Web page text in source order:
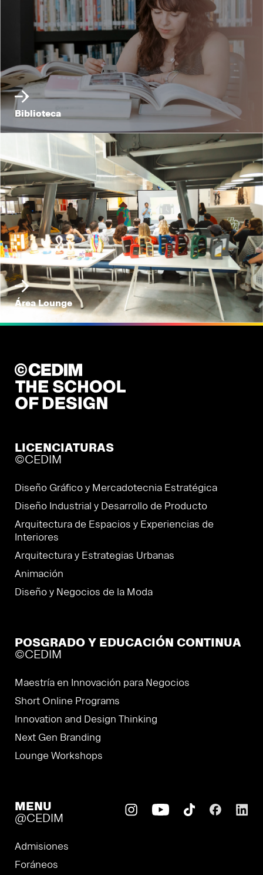
Biblioteca
Área Lounge
LICENCIATURAS
©CEDIM
Diseño Gráfico y Mercadotecnia Estratégica
Diseño Industrial y Desarrollo de Producto
Arquitectura de Espacios y Experiencias de
Interiores
Arquitectura y Estrategias Urbanas
Animación
Diseño y Negocios de la Moda
POSGRADO Y EDUCACIÓN CONTINUA
©CEDIM
Maestría en Innovación para Negocios
Short Online Programs
Innovation and Design Thinking
Next Gen Branding
Lounge Workshops
MENU
@CEDIM
Admisiones
Foráneos